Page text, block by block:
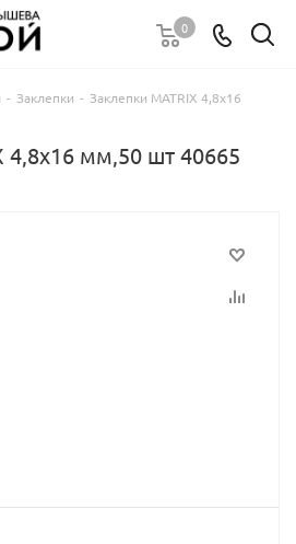
0
- Заклепки - Заклепки MATRIX 4,8х16
4,8х16 мм,50 шт 40665